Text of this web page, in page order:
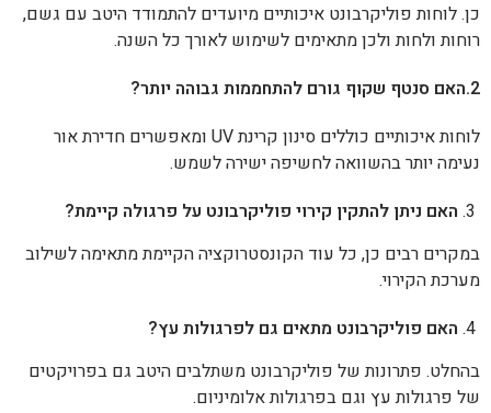
כן. לוחות פוליקרבונט איכותיים מיועדים להתמודד היטב עם גשם,
רוחות ולחות ולכן מתאימים לשימוש לאורך כל השנה.
2.האם סנטף שקוף גורם להתחממות גבוהה יותר?
לוחות איכותיים כוללים סינון קרינת UV ומאפשרים חדירת אור
נעימה יותר בהשוואה לחשיפה ישירה לשמש.
האם ניתן להתקין קירוי פוליקרבונט על פרגולה קיימת?
במקרים רבים כן, כל עוד הקונסטרוקציה הקיימת מתאימה לשילוב
מערכת הקירוי.
האם פוליקרבונט מתאים גם לפרגולות עץ?
בהחלט. פתרונות של פוליקרבונט משתלבים היטב גם בפרויקטים
של פרגולות עץ וגם בפרגולות אלומיניום.